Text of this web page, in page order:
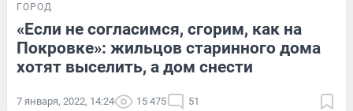
ГОРОД
«Если не согласимся, сгорим, как на
Покровке»: жильцов старинного дома
хотят выселить, а дом снести
7 января, 2022, 14:24 15 475 51